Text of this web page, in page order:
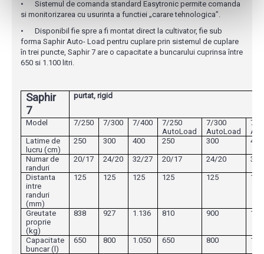
•
Sistemul de comanda standard Easytronic permite comanda
si monitorizarea cu usurinta a functiei „carare tehnologica”.
•
Disponibil fie spre a fi montat direct la cultivator, fie sub
forma Saphir Auto- Load pentru cuplare prin sistemul de cuplare
în trei puncte, Saphir 7 are o capacitate a buncarului cuprinsa între
650 si 1.100 litri.
Saphir
7
purtat, rigid
Model 7/250 7/300 7/400
7/250
AutoLoad
7/300
AutoLoad
7/
Latime de
lucru (cm)
250 300 400 250 300 400
Numar de
randuri
20/17 24/20 32/27 20/17 24/20 32/
Distanta
intre
randuri
(mm)
125 125 125 125 125 125
Greutate
proprie
(kg)
838 927 1.136 810 900
Capacitate
buncar (l)
650 800 1.050 650 800